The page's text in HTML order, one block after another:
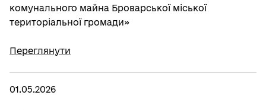
комунального майна Броварської міської
територіальної громади»
Переглянути
01.05.2026